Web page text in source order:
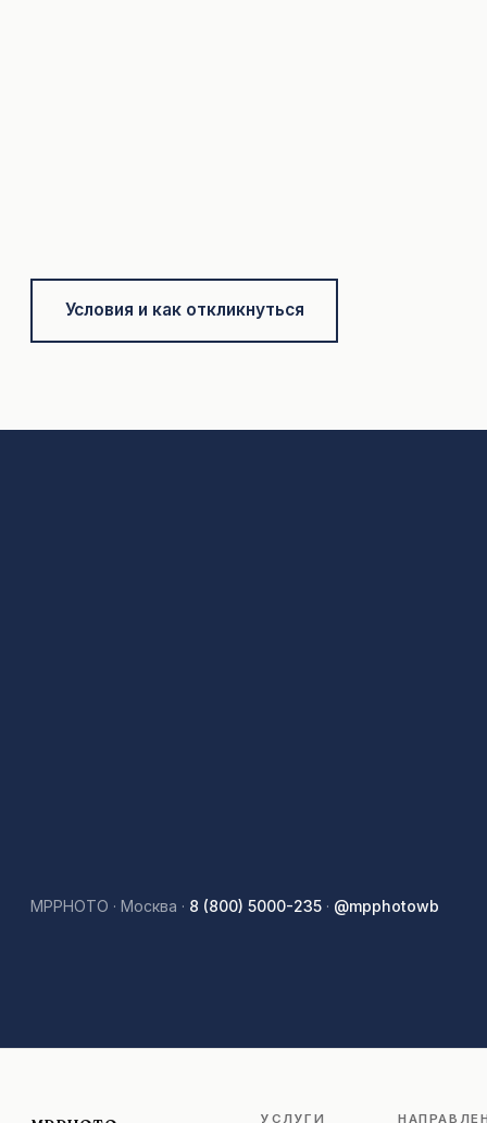
Условия и как откликнуться
MPPHOTO · Москва · 8 (800) 5000-235 · @mpphotowb
УСЛУГИ